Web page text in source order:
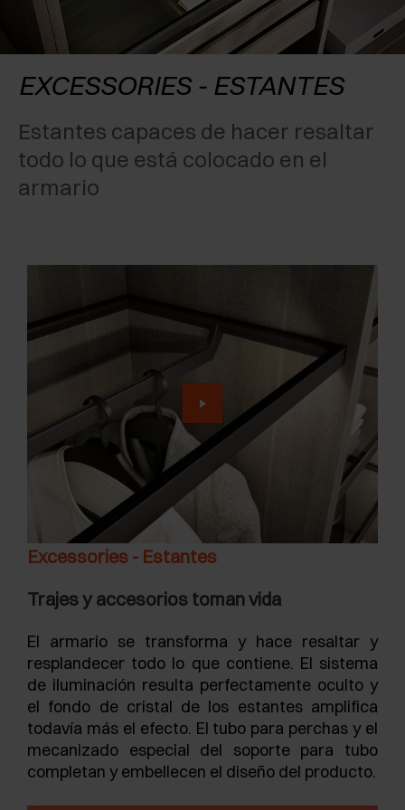
EXCESSORIES - CONSERVAR
EXCESSORIES - ESTANTES
SISTEMAS PARA PUERTAS OCULTAS
AMORTIGUADORES EXTERNOS Y DE ENCAJAR
RECONOCIMIENTOS
EXCESSORIES - ESTANTES
Estantes capaces de hacer resaltar
todo lo que está colocado en el
armario
Excessories - Estantes
Trajes y accesorios toman vida
El armario se transforma y hace resaltar y
resplandecer todo lo que contiene. El sistema
de iluminación resulta perfectamente oculto y
el fondo de cristal de los estantes amplifica
todavía más el efecto. El tubo para perchas y el
mecanizado especial del soporte para tubo
completan y embellecen el diseño del producto.